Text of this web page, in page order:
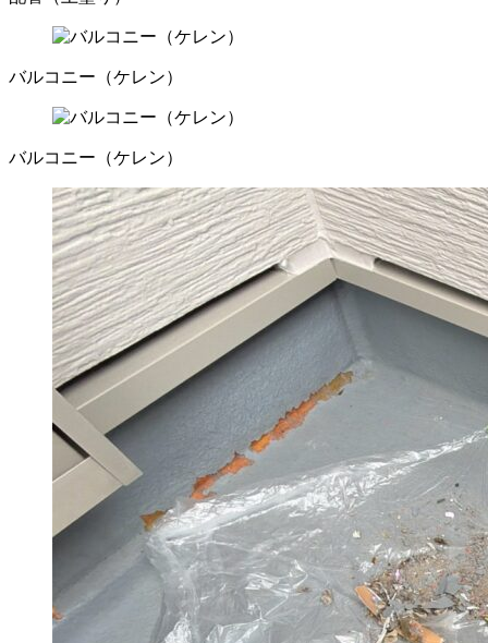
バルコニー（ケレン）
バルコニー（ケレン）